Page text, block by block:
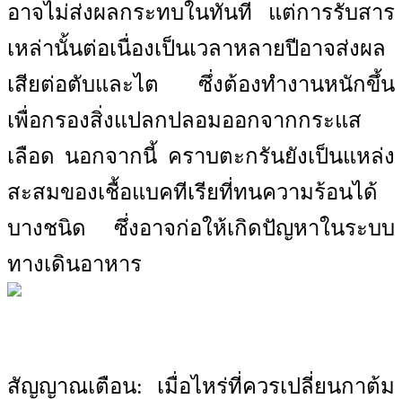
อาจไม่ส่งผลกระทบในทันที แต่การรับสาร
เหล่านั้นต่อเนื่องเป็นเวลาหลายปีอาจส่งผล
เสียต่อตับและไต ซึ่งต้องทำงานหนักขึ้น
เพื่อกรองสิ่งแปลกปลอมออกจากกระแส
เลือด นอกจากนี้ คราบตะกรันยังเป็นแหล่ง
สะสมของเชื้อแบคทีเรียที่ทนความร้อนได้
บางชนิด ซึ่งอาจก่อให้เกิดปัญหาในระบบ
ทางเดินอาหาร
สัญญาณเตือน: เมื่อไหร่ที่ควรเปลี่ยนกาต้ม